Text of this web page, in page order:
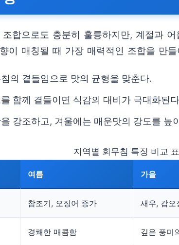
합으로도 충분히 훌륭하지만, 계절과
이 매칭될 때 가장 매력적인 조합을 만들
의 곁들임으로 맛의 균형을 맞춘다.
함께 곁들이면 식감의 대비가 극대화된
강조하고, 겨울에는 매운맛의 강도를 높
지역별 회무침 특징 비교 표
여름 가을
참조기, 오징어 증가 새우, 갑오
경쾌한 매콤함 깊은 풍미